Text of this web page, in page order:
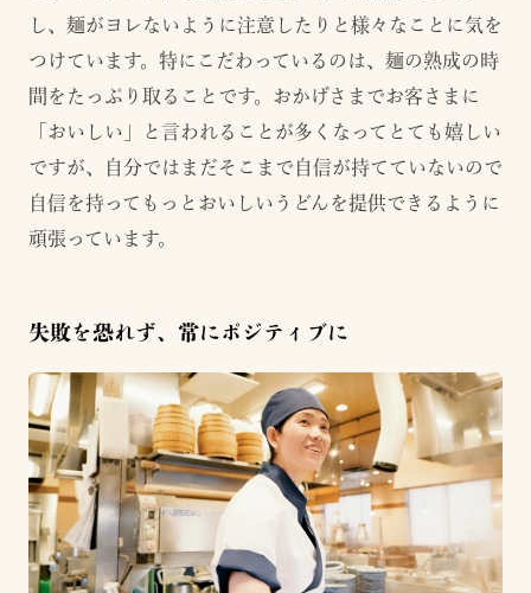
し、麺がヨレないように注意したりと様々なことに気を
つけています。特にこだわっているのは、麺の熟成の時
間をたっぷり取ることです。おかげさまでお客さまに
「おいしい」と言われることが多くなってとても嬉しい
ですが、自分ではまだそこまで自信が持てていないので
自信を持ってもっとおいしいうどんを提供できるように
頑張っています。
失敗を恐れず、常にポジティブに